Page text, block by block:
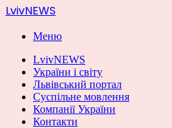
LvivNEWS
Меню
LvivNEWS
України і світу
Львівський портал
Суспільне мовлення
Компанії України
Контакти